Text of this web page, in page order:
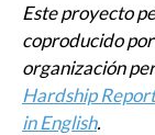
Este proyecto
coproducido
organización
Hardship
in English.